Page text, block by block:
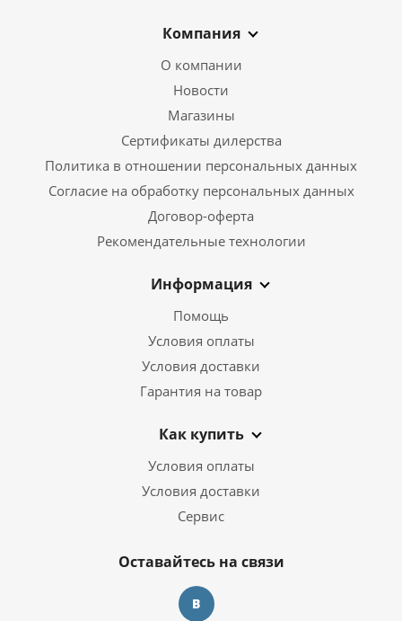
Компания
О компании
Новости
Магазины
Сертификаты дилерства
Политика в отношении персональных данных
Согласие на обработку персональных данных
Договор-оферта
Рекомендательные технологии
Информация
Помощь
Условия оплаты
Условия доставки
Гарантия на товар
Как купить
Условия оплаты
Условия доставки
Сервис
Оставайтесь на связи